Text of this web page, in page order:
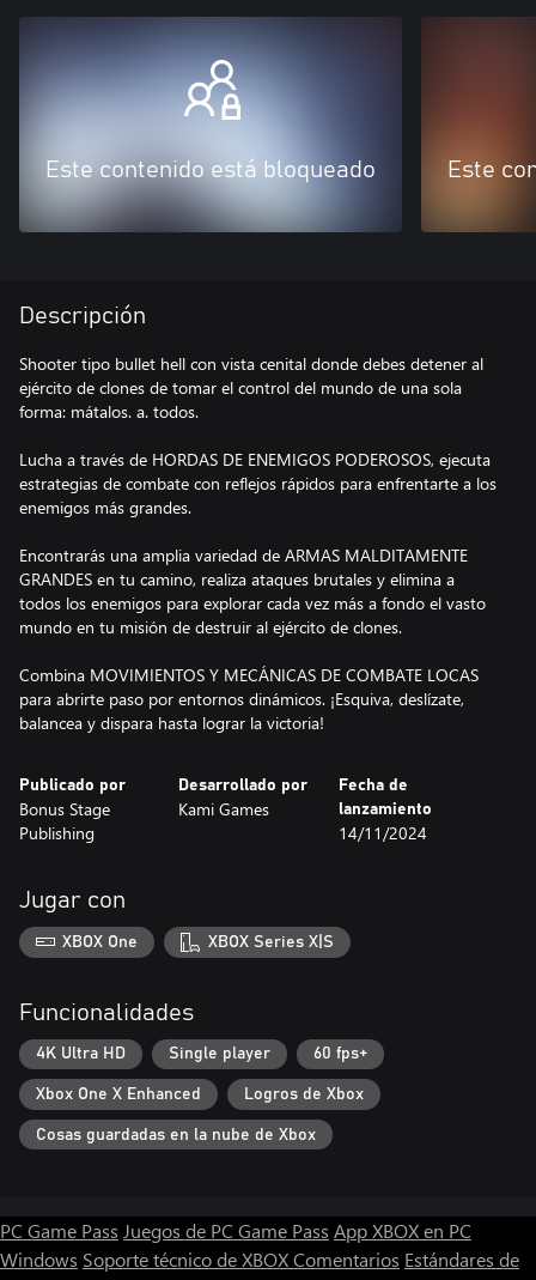
Este contenido está bloqueado Este
Descripción
Shooter tipo bullet hell con vista cenital donde debes detener al
ejército de clones de tomar el control del mundo de una sola
forma: mátalos. a. todos.
Lucha a través de HORDAS DE ENEMIGOS PODEROSOS, ejecuta
estrategias de combate con reflejos rápidos para enfrentarte a los
enemigos más grandes.
Encontrarás una amplia variedad de ARMAS MALDITAMENTE
GRANDES en tu camino, realiza ataques brutales y elimina a
todos los enemigos para explorar cada vez más a fondo el vasto
mundo en tu misión de destruir al ejército de clones.
Combina MOVIMIENTOS Y MECÁNICAS DE COMBATE LOCAS
para abrirte paso por entornos dinámicos. ¡Esquiva, deslízate,
balancea y dispara hasta lograr la victoria!
Publicado por
Bonus Stage
Publishing
Desarrollado por
Kami Games
Fecha de
lanzamiento
14/11/2024
Jugar con
XBOX One XBOX Series X|S
Funcionalidades
4K Ultra HD Single player 60 fps+
Xbox One X Enhanced Logros de Xbox
Cosas guardadas en la nube de Xbox
PC Game Pass Juegos de PC Game Pass App XBOX en PC
Windows Soporte técnico de XBOXComentarios Estándares de